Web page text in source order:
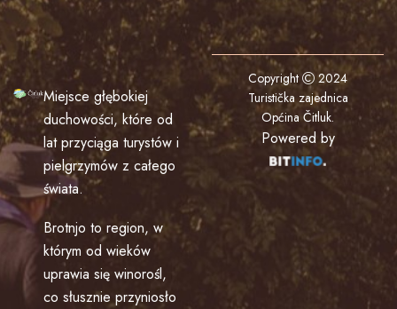
Miejsce głębokiej
duchowości, które od
lat przyciąga turystów i
pielgrzymów z całego
świata.
Brotnjo to region, w
którym od wieków
uprawia się winorośl,
co słusznie przyniosło
Copyright
2024
Turistička zajednica
Općina Čitluk.
Powered by